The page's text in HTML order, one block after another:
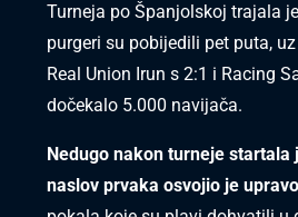
Turneja po Španjolskoj trajala
purgeri su pobijedili pet puta,
Real Union Irun s 2:1 i Racing
dočekalo 5.000 navijača.
Nedugo nakon turneje startala
naslov prvaka osvojio je